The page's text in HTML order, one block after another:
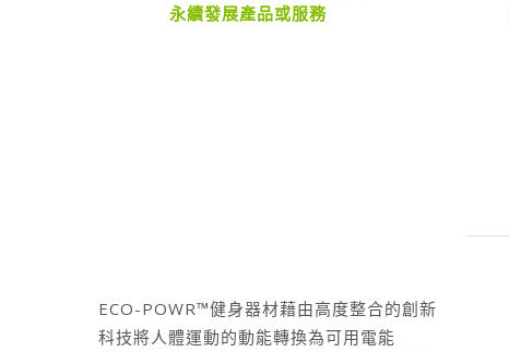
永續發展產品或服務
ECO-POWR™健身器材藉由高度整合的創新
科技將人體運動的動能轉換為可用電能